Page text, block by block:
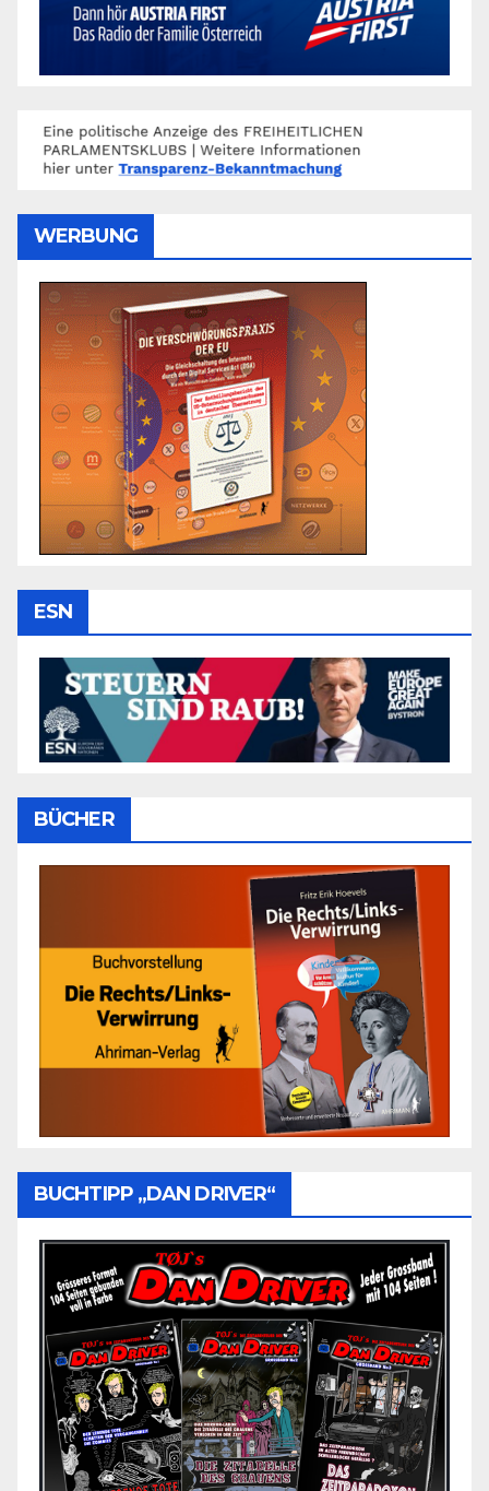
WERBUNG
ESN
BÜCHER
BUCHTIPP „DAN DRIVER“